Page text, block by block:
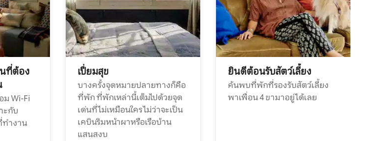
ที่ต้อง
Wi-Fi
ะกับ
ทำงาน
เปี่ยมสุข
บางครั้งจุดหมายปลายทางก็คือ
ที่พัก ที่พักเหล่านี้เต็มไปด้วยจุด
เด่นที่ไม่เหมือนใคร ไม่ว่าจะเป็น
เคบินริมหน้าผาหรือเรือบ้าน
แสนสงบ
ยินดีต้อนรับสัตว์เลี้ยง
ค้นพบที่พักที่รองรับสัตว์เลี้ยง
พาเพื่อน 4 ขามาอยู่ได้เลย